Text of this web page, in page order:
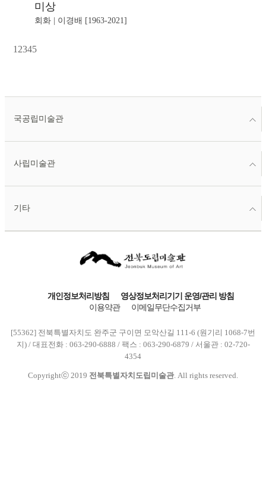
미상
회화 | 이경배 [1963-2021]
1 2345
국공립미술관
사립미술관
기타
개인정보처리방침
영상정보처리기기 운영/관리 방침
이용약관
이메일무단수집거부
[55362] 전북특별자치도 완주군 구이면 모악산길 111-6 (원기리 1068-7번
지) / 대표전화 : 063-290-6888 / 팩스 : 063-290-6879 / 서울관 : 02-720-
4354
Copyrightⓒ 2019 전북특별자치도립미술관. All rights reserved.